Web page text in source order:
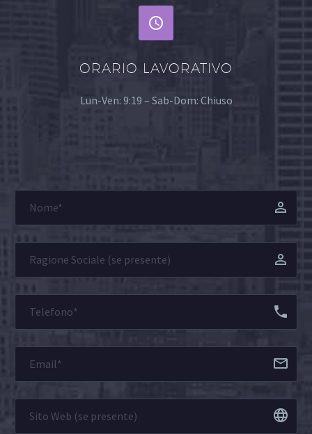


ORARIO LAVORATIVO
Lun-Ven: 9:19 – Sab-Dom: Chiuso